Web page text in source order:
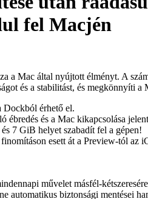
fel Macjén
a Mac által nyújtott élményt. A
és a stabilitást, és megkönnyíti a
Dockból érhető el.
ébredés és a Mac kikapcsolása
7 GiB helyet szabadít fel a gépen!
esett át a Preview-tól az
művelet másfél-
automatikus biztonsági mentései